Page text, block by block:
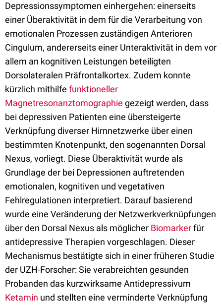
Depressionssymptomen einhergehen: einerseits
einer Überaktivität in dem für die Verarbeitung von
emotionalen Prozessen zuständigen Anterioren
Cingulum, andererseits einer Unteraktivität in dem vor
allem an kognitiven Leistungen beteiligten
Dorsolateralen Präfrontalkortex. Zudem konnte
kürzlich mithilfe funktioneller
Magnetresonanztomographie gezeigt werden, dass
bei depressiven Patienten eine übersteigerte
Verknüpfung diverser Hirnnetzwerke über einen
bestimmten Knotenpunkt, den sogenannten Dorsal
Nexus, vorliegt. Diese Überaktivität wurde als
Grundlage der bei Depressionen auftretenden
emotionalen, kognitiven und vegetativen
Fehlregulationen interpretiert. Darauf basierend
wurde eine Veränderung der Netzwerkverknüpfungen
über den Dorsal Nexus als möglicher Biomarkerfür
antidepressive Therapien vorgeschlagen. Dieser
Mechanismus bestätigte sich in einer früheren Studie
der UZH-Forscher: Sie verabreichten gesunden
Probanden das kurzwirksame Antidepressivum
Ketamin und stellten eine verminderte Verknüpfung